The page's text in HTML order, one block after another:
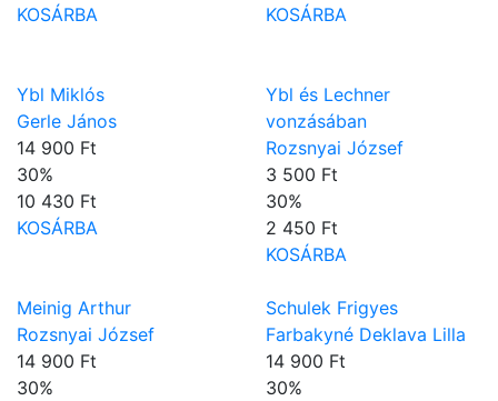
KOSÁRBA
KOSÁRBA
Ybl Miklós
Gerle János
14 900 Ft
30%
10 430 Ft
KOSÁRBA
Ybl és Lechner
vonzásában
Rozsnyai József
3 500 Ft
30%
2 450 Ft
KOSÁRBA
Meinig Arthur
Rozsnyai József
14 900 Ft
30%
Schulek Frigyes
Farbakyné Deklava Lilla
14 900 Ft
30%